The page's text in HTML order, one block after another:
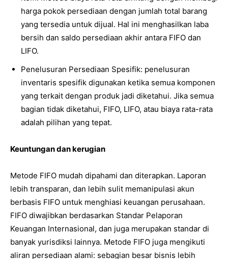
harga pokok persediaan dengan jumlah total barang
yang tersedia untuk dijual. Hal ini menghasilkan laba
bersih dan saldo persediaan akhir antara FIFO dan
LIFO.
Penelusuran Persediaan Spesifik: penelusuran
inventaris spesifik digunakan ketika semua komponen
yang terkait dengan produk jadi diketahui. Jika semua
bagian tidak diketahui, FIFO, LIFO, atau biaya rata-rata
adalah pilihan yang tepat.
Keuntungan dan kerugian
Metode FIFO mudah dipahami dan diterapkan. Laporan
lebih transparan, dan lebih sulit memanipulasi akun
berbasis FIFO untuk menghiasi keuangan perusahaan.
FIFO diwajibkan berdasarkan Standar Pelaporan
Keuangan Internasional, dan juga merupakan standar di
banyak yurisdiksi lainnya. Metode FIFO juga mengikuti
aliran persediaan alami: sebagian besar bisnis lebih